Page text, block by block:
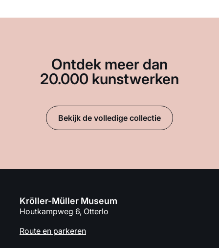
Ontdek meer dan
20.000 kunstwerken
Bekijk de volledige collectie
Kröller-Müller Museum
Houtkampweg 6, Otterlo
Route en parkeren